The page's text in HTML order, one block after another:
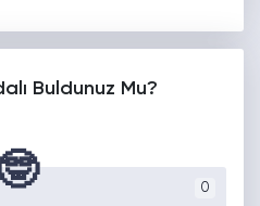
Buldunuz Mu?
0